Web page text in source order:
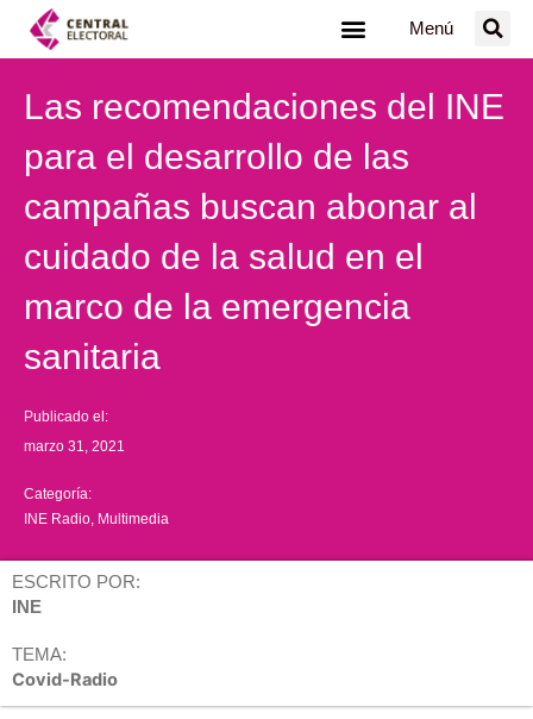
Menú
Las recomendaciones del INE
para el desarrollo de las
campañas buscan abonar al
cuidado de la salud en el
marco de la emergencia
sanitaria
Publicado el:
marzo 31, 2021
Categoría:
INE Radio Multimedia
ESCRITO POR:
INE
TEMA:
Covid-Radio